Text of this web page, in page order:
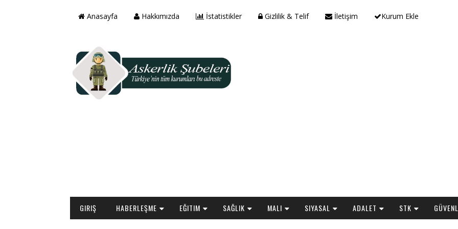
Anasayfa Hakkımızda İstatistikler Gizlilik & Telif İletişim Kurum Ekle
GIRIŞ HABERLEŞME EĞITIM SAĞLIK MALI SIYASAL ADALET STK